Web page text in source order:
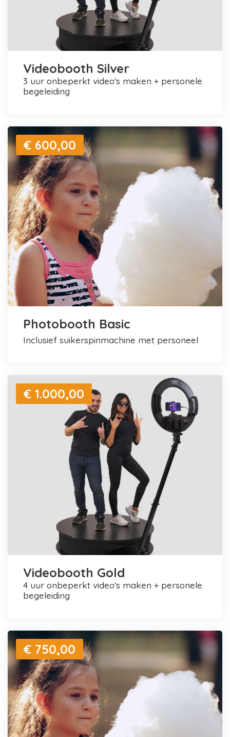
Videobooth Silver
3 uur onbeperkt video's maken + personele
begeleiding
€ 600,00
Photobooth Basic
inclusief suikerspinmachine met personeel
€ 1.000,00
Videobooth Gold
4 uur onbeperkt video's maken + personele
begeleiding
€ 750,00